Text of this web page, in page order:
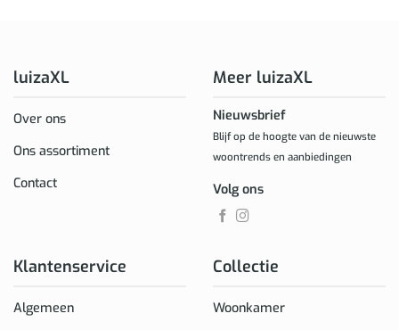
luizaXL
Over ons
Ons assortiment
Contact
Klantenservice
Algemeen
Collectie
Woonkamer
Meer luizaXL
Nieuwsbrief
Blijf op de hoogte van de nieuwste
woontrends en aanbiedingen
Volg ons